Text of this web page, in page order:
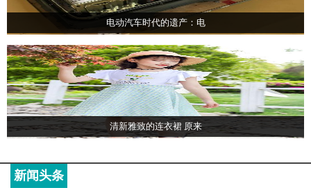
电动汽车时代的遗产：电
清新雅致的连衣裙 原来
新闻头条